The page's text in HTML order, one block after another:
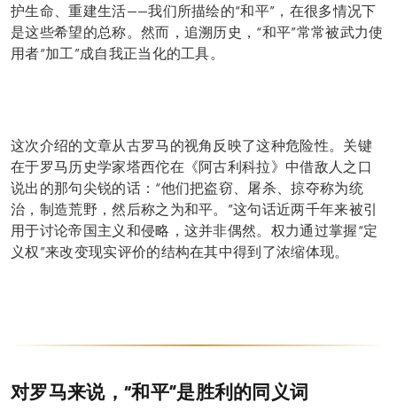
护生命、重建生活——我们所描绘的“和平”，在很多情况下
是这些希望的总称。然而，追溯历史，“和平”常常被武力使
用者“加工”成自我正当化的工具。
这次介绍的文章从古罗马的视角反映了这种危险性。关键
在于罗马历史学家塔西佗在《阿古利科拉》中借敌人之口
说出的那句尖锐的话：“他们把盗窃、屠杀、掠夺称为统
治，制造荒野，然后称之为和平。”这句话近两千年来被引
用于讨论帝国主义和侵略，这并非偶然。权力通过掌握“定
义权”来改变现实评价的结构在其中得到了浓缩体现。
对罗马来说，“和平”是胜利的同义词